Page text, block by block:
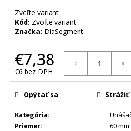
Zvoľte variant
Kód: Zvoľte variant
Značka: DiaSegment
€7,38
€6 bez DPH
Jednotková
Kategória:
Priemer:
60 mm
Opýtať sa Strážiť
e